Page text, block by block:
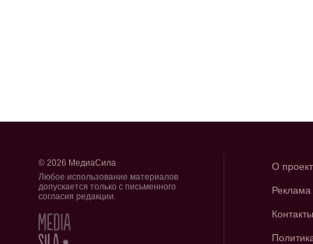
© 2026 МедиаСила
Любое использование материалов
допускается только с письменного
согласия редакции.
О
Реклама
Контакты